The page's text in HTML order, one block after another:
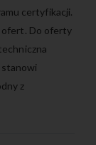
certyfikacji.
ofert. Do oferty
z